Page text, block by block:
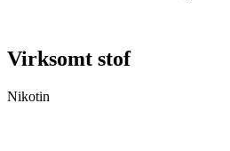
Virksomt stof
Nikotin